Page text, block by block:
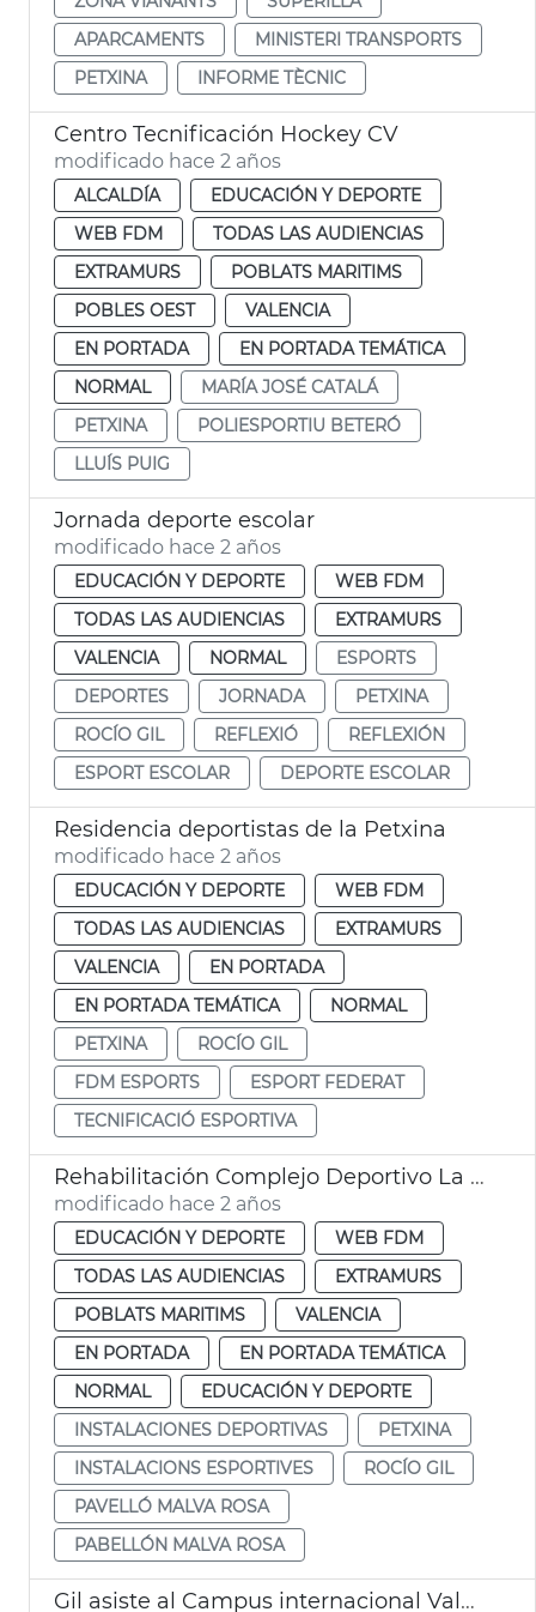
APARCAMENTS
MINISTERI TRANSPORTS
PETXINA
INFORME TÈCNIC
Centro Tecnificación Hockey CV
modificado hace 2 años
ALCALDÍA
EDUCACIÓN Y DEPORTE
WEB FDM
TODAS LAS AUDIENCIAS
EXTRAMURS
POBLATS MARITIMS
POBLES OEST
VALENCIA
EN PORTADA
EN PORTADA TEMÁTICA
NORMAL
MARÍA JOSÉ CATALÁ
PETXINA
POLIESPORTIU BETERÓ
LLUÍS PUIG
Jornada deporte escolar
modificado hace 2 años
EDUCACIÓN Y DEPORTE
WEB FDM
TODAS LAS AUDIENCIAS
EXTRAMURS
VALENCIA
NORMAL
ESPORTS
DEPORTES
JORNADA
PETXINA
ROCÍO GIL
REFLEXIÓ
REFLEXIÓN
ESPORT ESCOLAR
DEPORTE ESCOLAR
Residencia deportistas de la Petxina
modificado hace 2 años
EDUCACIÓN Y DEPORTE
WEB FDM
TODAS LAS AUDIENCIAS
EXTRAMURS
VALENCIA
EN PORTADA
EN PORTADA TEMÁTICA
NORMAL
PETXINA
ROCÍO GIL
FDM ESPORTS
ESPORT FEDERAT
TECNIFICACIÓ ESPORTIVA
Rehabilitación Complejo Deportivo La Petxina
modificado hace 2 años
EDUCACIÓN Y DEPORTE
WEB FDM
TODAS LAS AUDIENCIAS
EXTRAMURS
POBLATS MARITIMS
VALENCIA
EN PORTADA
EN PORTADA TEMÁTICA
NORMAL
EDUCACIÓN Y DEPORTE
INSTALACIONES DEPORTIVAS
PETXINA
INSTALACIONS ESPORTIVES
ROCÍO GIL
PAVELLÓ MALVA ROSA
PABELLÓN MALVA ROSA
Gil asiste al Campus internacional València Danza